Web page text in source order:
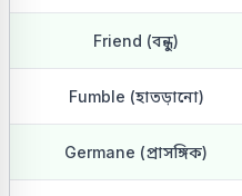
Friend (বন্ধু)
Fumble (হাতড়ানো)
Germane (প্রাসঙ্গিক)